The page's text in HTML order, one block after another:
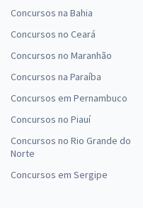
Concursos na Bahia
Concursos no Ceará
Concursos no Maranhão
Concursos na Paraíba
Concursos em Pernambuco
Concursos no Piauí
Concursos no Rio Grande do
Norte
Concursos em Sergipe